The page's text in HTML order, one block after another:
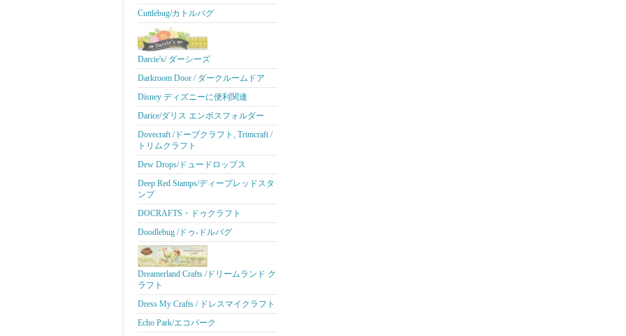
Cuttlebug/カトルバグ
Darcie's/ ダーシーズ
Darkroom Door / ダークルームドア
Disney ディズニーに便利関連
Darice/ダリス エンボスフォルダー
Dovecraft /ドーブクラフト, Trimcraft /
トリムクラフト
Dew Drops/ドュードロップス
Deep Red Stamps/ディープレッドスタ
ンプ
DOCRAFTS・ドゥクラフト
Doodlebug /ドゥ-ドルバグ
Dreamerland Crafts /ドリームランド ク
ラフト
Dress My Crafts / ドレスマイクラフト
Echo Park/エコパーク